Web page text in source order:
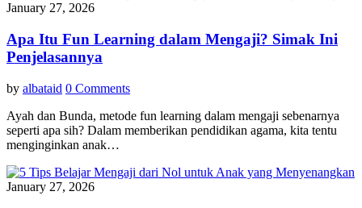
January 27, 2026
Apa Itu Fun Learning dalam Mengaji? Simak Ini
Penjelasannya
by albataid 0 Comments
Ayah dan Bunda, metode fun learning dalam mengaji sebenarnya
seperti apa sih? Dalam memberikan pendidikan agama, kita tentu
menginginkan anak…
January 27, 2026